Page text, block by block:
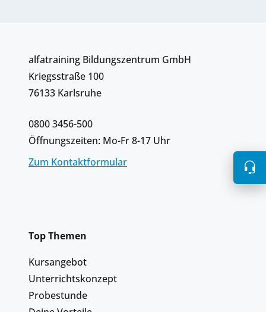
alfatraining Bildungszentrum GmbH
Kriegsstraße 100
76133 Karlsruhe
0800 3456-500
Öffnungszeiten: Mo-Fr 8-17 Uhr
Zum Kontaktformular
Top Themen
Kursangebot
Unterrichtskonzept
Probestunde